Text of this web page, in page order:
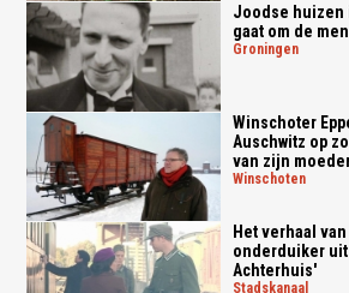
Joodse huizen
gaat om de
groningen
Winschoter
Auschwitz op
van zijn
winschoten
Het verhaal
onderduiker
Achterhuis'
stadskanaal